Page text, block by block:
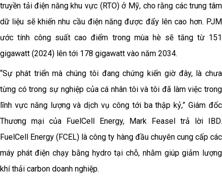
truyền tải điện năng khu vực (RTO) ở Mỹ, cho rằng các trung tâm
dữ liệu sẽ khiến nhu cầu điện năng được đẩy lên cao hơn. PJM
ước tính công suất cao điểm trong mùa hè sẽ tăng từ 151
gigawatt (2024) lên tới 178 gigawatt vào năm 2034.
“Sự phát triển mà chúng tôi đang chứng kiến giờ đây, là chưa
từng có trong sự nghiệp của cá nhân tôi và tôi đã làm việc trong
lĩnh vực năng lượng và dịch vụ công tới ba thập kỷ,” Giám đốc
Thương mại của FuelCell Energy, Mark Feasel trả lời IBD.
FuelCell Energy (FCEL) là công ty hàng đầu chuyên cung cấp các
máy phát điện chạy bằng hydro tại chỗ, nhằm giúp giảm lượng
khí thải carbon doanh nghiệp.